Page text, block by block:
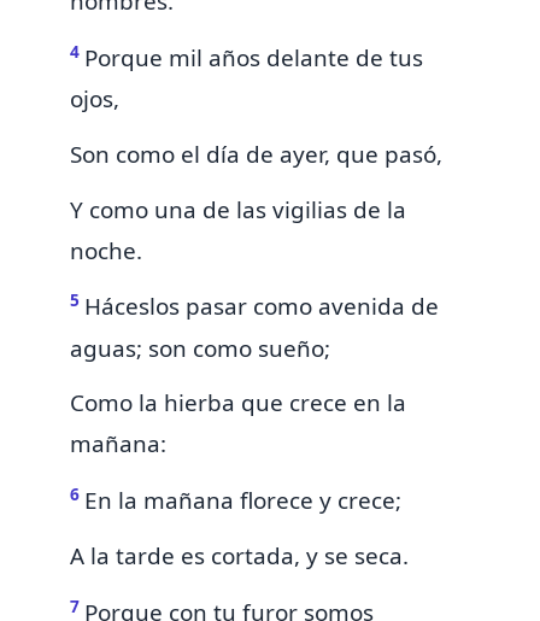
4 Porque mil años delante de tus
ojos,
Son como el día de ayer, que pasó,
Y como una de las vigilias de la
noche.
5 Háceslos pasar como avenida de
aguas; son como sueño;
Como la hierba que crece en la
mañana:
6 En la mañana florece y crece;
A la tarde es cortada, y se seca.
7 Porque con tu furor somos